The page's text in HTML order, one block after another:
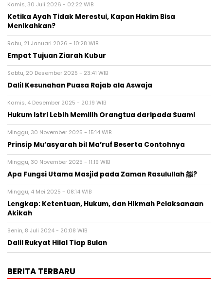
Kamis, 30 Juli 2026 - 02:22 WIB
Ketika Ayah Tidak Merestui, Kapan Hakim Bisa
Menikahkan?
Rabu, 21 Januari 2026 - 10:28 WIB
Empat Tujuan Ziarah Kubur
Sabtu, 20 Desember 2025 - 23:41 WIB
Dalil Kesunahan Puasa Rajab ala Aswaja
Kamis, 4 Desember 2025 - 20:19 WIB
Hukum Istri Lebih Memilih Orangtua daripada Suami
Minggu, 30 November 2025 - 15:14 WIB
Prinsip Mu’asyarah bil Ma’ruf Beserta Contohnya
Minggu, 30 November 2025 - 11:19 WIB
Apa Fungsi Utama Masjid pada Zaman Rasulullah ﷺ?
Minggu, 4 Mei 2025 - 08:14 WIB
Lengkap: Ketentuan, Hukum, dan Hikmah Pelaksanaan
Akikah
Senin, 8 Juli 2024 - 20:08 WIB
Dalil Rukyat Hilal Tiap Bulan
BERITA TERBARU